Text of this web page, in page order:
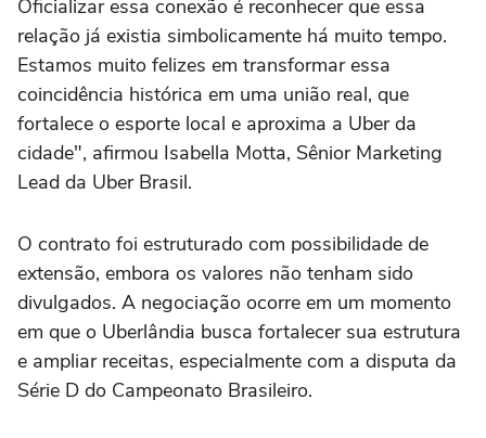
Oficializar essa conexão é reconhecer que essa
relação já existia simbolicamente há muito tempo.
Estamos muito felizes em transformar essa
coincidência histórica em uma união real, que
fortalece o esporte local e aproxima a Uber da
cidade", afirmou Isabella Motta, Sênior Marketing
Lead da Uber Brasil.
O contrato foi estruturado com possibilidade de
extensão, embora os valores não tenham sido
divulgados. A negociação ocorre em um momento
em que o Uberlândia busca fortalecer sua estrutura
e ampliar receitas, especialmente com a disputa da
Série D do Campeonato Brasileiro.